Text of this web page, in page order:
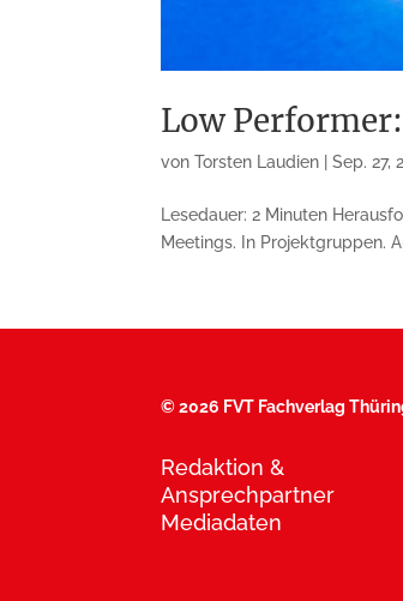
Low
vonTorsten Laudien |Sep. 27,
Lesedauer: 2 Minuten
Meetings. In Projektgruppen.
©2026 FVT Fachverlag
Redaktion &
Ansprechpartner
Mediadaten